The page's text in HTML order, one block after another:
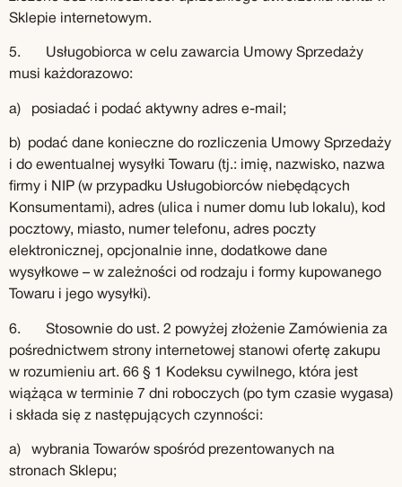
Sklepie internetowym.
5. Usługobiorca w celu zawarcia Umowy Sprzedaży
musi każdorazowo:
a) posiadać i podać aktywny adres e-mail;
b) podać dane konieczne do rozliczenia Umowy Sprzedaży
i do ewentualnej wysyłki Towaru (tj.: imię, nazwisko, nazwa
firmy i NIP (w przypadku Usługobiorców niebędących
Konsumentami), adres (ulica i numer domu lub lokalu), kod
pocztowy, miasto, numer telefonu, adres poczty
elektronicznej, opcjonalnie inne, dodatkowe dane
wysyłkowe – w zależności od rodzaju i formy kupowanego
Towaru i jego wysyłki).
6. Stosownie do ust. 2 powyżej złożenie Zamówienia za
pośrednictwem strony internetowej stanowi ofertę zakupu
w rozumieniu art. 66 § 1 Kodeksu cywilnego, która jest
wiążąca w terminie 7 dni roboczych (po tym czasie wygasa)
i składa się z następujących czynności:
a) wybrania Towarów spośród prezentowanych na
stronach Sklepu;